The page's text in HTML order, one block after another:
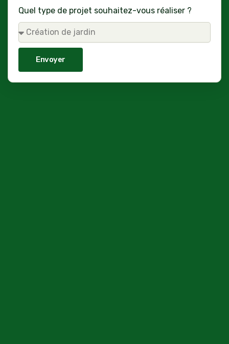
Quel type de projet souhaitez-vous réaliser ?
Envoyer